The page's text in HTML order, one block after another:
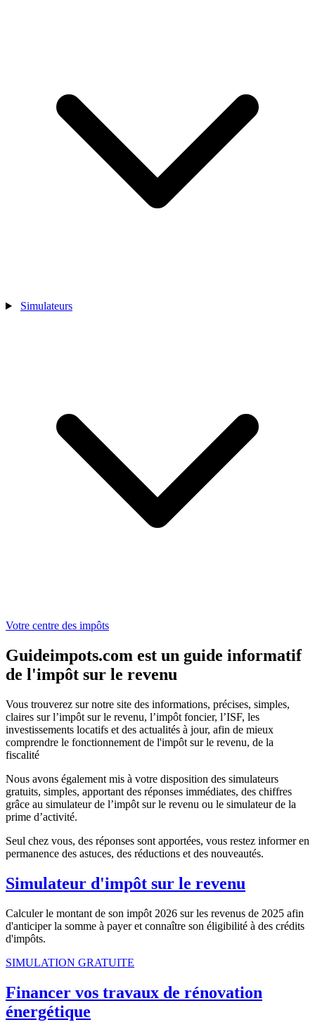
Simulateurs
Votre centre des impôts
Guideimpots.com est un guide informatif
de l'impôt sur le revenu
Vous trouverez sur notre site des informations, précises, simples,
claires sur l’impôt sur le revenu, l’impôt foncier, l’ISF, les
investissements locatifs et des actualités à jour, afin de mieux
comprendre le fonctionnement de l'impôt sur le revenu, de la
fiscalité
Nous avons également mis à votre disposition des simulateurs
gratuits, simples, apportant des réponses immédiates, des chiffres
grâce au simulateur de l’impôt sur le revenu ou le simulateur de la
prime d’activité.
Seul chez vous, des réponses sont apportées, vous restez informer en
permanence des astuces, des réductions et des nouveautés.
Simulateur d'impôt sur le revenu
Calculer le montant de son impôt 2026 sur les revenus de 2025 afin
d'anticiper la somme à payer et connaître son éligibilité à des crédits
d'impôts.
SIMULATION GRATUITE
Financer vos travaux de rénovation
énergétique